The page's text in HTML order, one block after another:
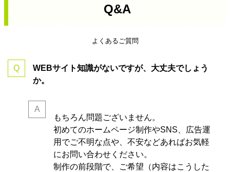
Q&A
よくあるご質問
WEBサイト知識がないですが、大丈夫でしょう
か。
もちろん問題ございません。
初めてのホームページ制作やSNS、広告運
用でご不明な点や、不安などあればお気軽
にお問い合わせください。
制作の前段階で、ご希望（内容はこうした